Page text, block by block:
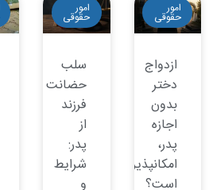
امور
حقوقی
ازدواج
دختر
بدون
اجازه
پدر،
امکانپذیر
است؟
امور
حقوقی
سلب
حضانت
فرزند
از
پدر:
شرایط
و